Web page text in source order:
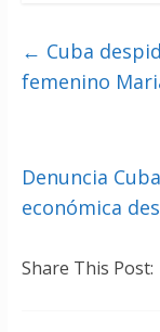
← Cuba
femenino
Denuncia
económica
Share This Post: